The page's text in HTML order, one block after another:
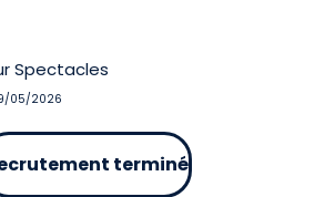
Spectacles
05/2026
terminé